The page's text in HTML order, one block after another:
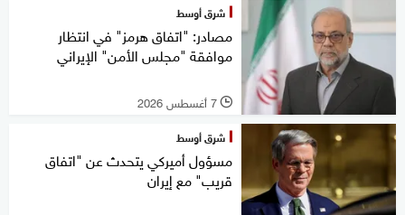
شرق أوسط
مصادر: "اتفاق هرمز" في انتظار
موافقة "مجلس الأمن" الإيراني
l 7 أغسطس 2026
شرق أوسط
مسؤول أميركي يتحدث عن "اتفاق
قريب" مع إيران